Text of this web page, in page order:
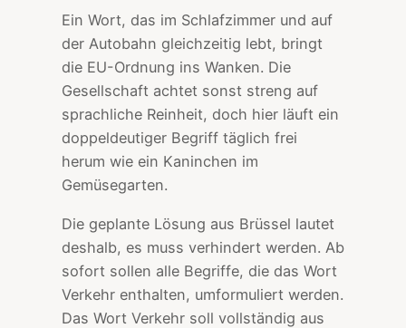
Ein Wort, das im Schlafzimmer und auf
der Autobahn gleichzeitig lebt, bringt
die EU-Ordnung ins Wanken. Die
Gesellschaft achtet sonst streng auf
sprachliche Reinheit, doch hier läuft ein
doppeldeutiger Begriff täglich frei
herum wie ein Kaninchen im
Gemüsegarten.
Die geplante Lösung aus Brüssel lautet
deshalb, es muss verhindert werden. Ab
sofort sollen alle Begriffe, die das Wort
Verkehr enthalten, umformuliert werden.
Das Wort Verkehr soll vollständig aus